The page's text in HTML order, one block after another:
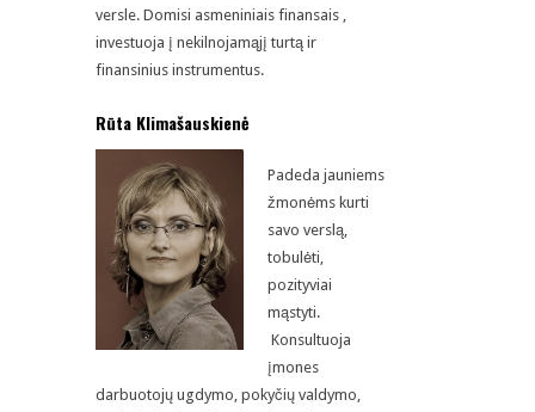
versle. Domisi asmeniniais finansais ,
investuoja į nekilnojamąjį turtą ir
finansinius instrumentus.
Rūta Klimašauskienė
Padeda jauniems
žmonėms kurti
savo verslą,
tobulėti,
pozityviai
mąstyti.
Konsultuoja
įmones
darbuotojų ugdymo, pokyčių valdymo,